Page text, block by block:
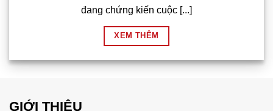
đang chứng kiến cuộc [...]
XEM THÊM
GIỚI THIỆU